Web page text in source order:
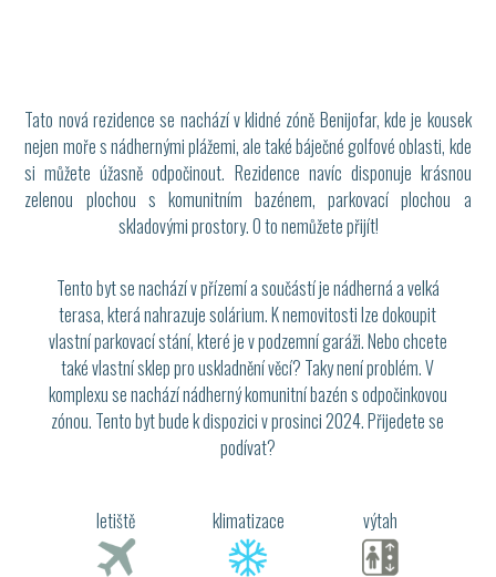
Tato nová rezidence se nachází v klidné zóně Benijofar, kde je kousek
nejen moře s nádhernými plážemi, ale také báječné golfové oblasti, kde
si můžete úžasně odpočinout. Rezidence navíc disponuje krásnou
zelenou plochou s komunitním bazénem, parkovací plochou a
skladovými prostory. O to nemůžete přijít!
Tento byt se nachází v přízemí a součástí je nádherná a velká
terasa, která nahrazuje solárium. K nemovitosti lze dokoupit
vlastní parkovací stání, které je v podzemní garáži. Nebo chcete
také vlastní sklep pro uskladnění věcí? Taky není problém. V
komplexu se nachází nádherný komunitní bazén s odpočinkovou
zónou. Tento byt bude k dispozici v prosinci 2024. Přijedete se
podívat?
letiště klimatizace výtah